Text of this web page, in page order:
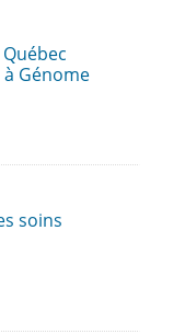
Génome
soins